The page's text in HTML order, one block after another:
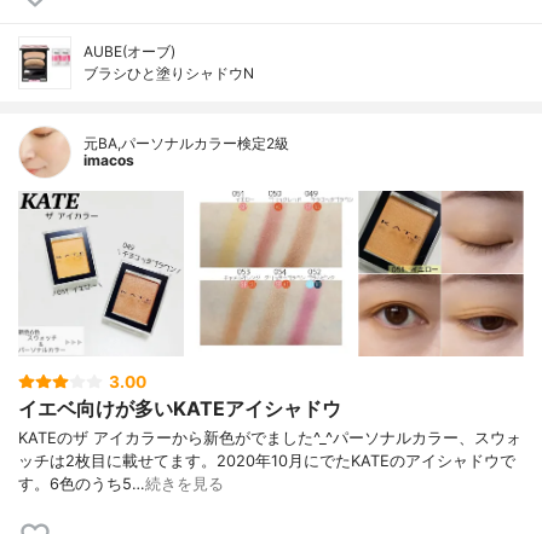
AUBE(オーブ)
ブラシひと塗りシャドウN
元BA,パーソナルカラー検定2級
imacos
3.00
イエベ向けが多いKATEアイシャドウ
KATEのザ アイカラーから新色がでました^_^パーソナルカラー、スウォ
ッチは2枚目に載せてます。2020年10月にでたKATEのアイシャドウで
す。6色のうち5…続きを見る